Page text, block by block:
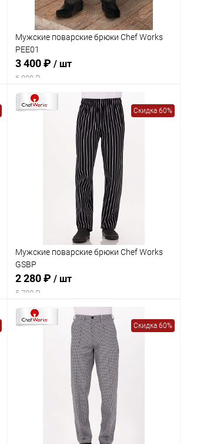
Мужские поварские брюки Chef Works
PEE01
3 400 ₽ / шт
6 800 ₽
Скидка 60%
Мужские поварские брюки Chef Works
GSBP
2 280 ₽ / шт
5 700 ₽
Скидка 60%